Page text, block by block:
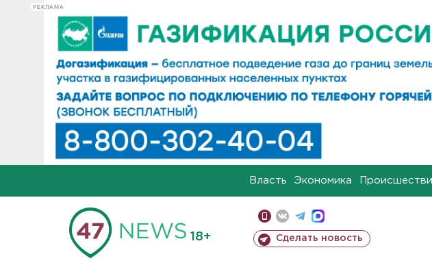
РЕКЛАМА
Власть Экономика
18+ Сделать новость